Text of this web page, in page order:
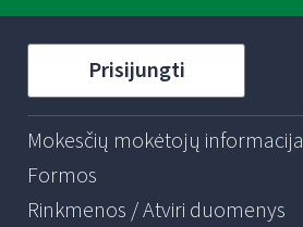
Prisijungti
Mokesčių mokėtojų informacija
Formos
Rinkmenos / Atviri duomenys